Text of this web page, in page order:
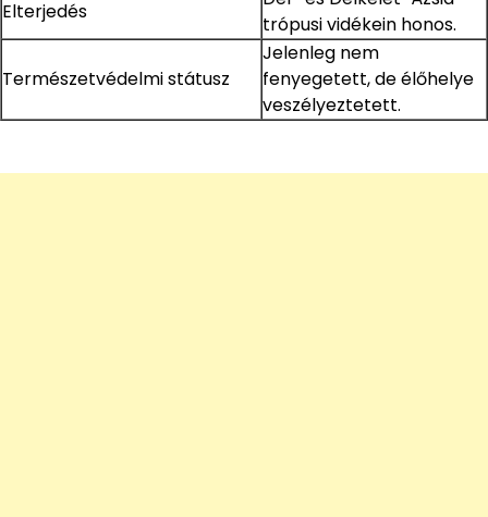
Elterjedés
trópusi vidékein honos.
Természetvédelmi státusz
Jelenleg nem
fenyegetett, de élőhelye
veszélyeztetett.